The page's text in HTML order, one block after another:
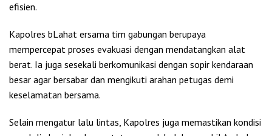
efisien.
Kapolres bLahat ersama tim gabungan berupaya
mempercepat proses evakuasi dengan mendatangkan alat
berat. Ia juga sesekali berkomunikasi dengan sopir kendaraan
besar agar bersabar dan mengikuti arahan petugas demi
keselamatan bersama.
Selain mengatur lalu lintas, Kapolres juga memastikan kondisi